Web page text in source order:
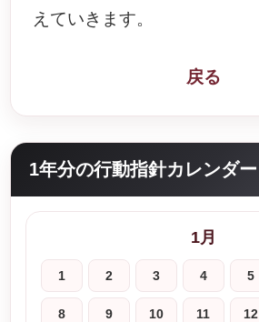
えていきます。
戻る
1年分の行動指針カレンダー
1月
1 2 3 4 5
8 9 10 11 12